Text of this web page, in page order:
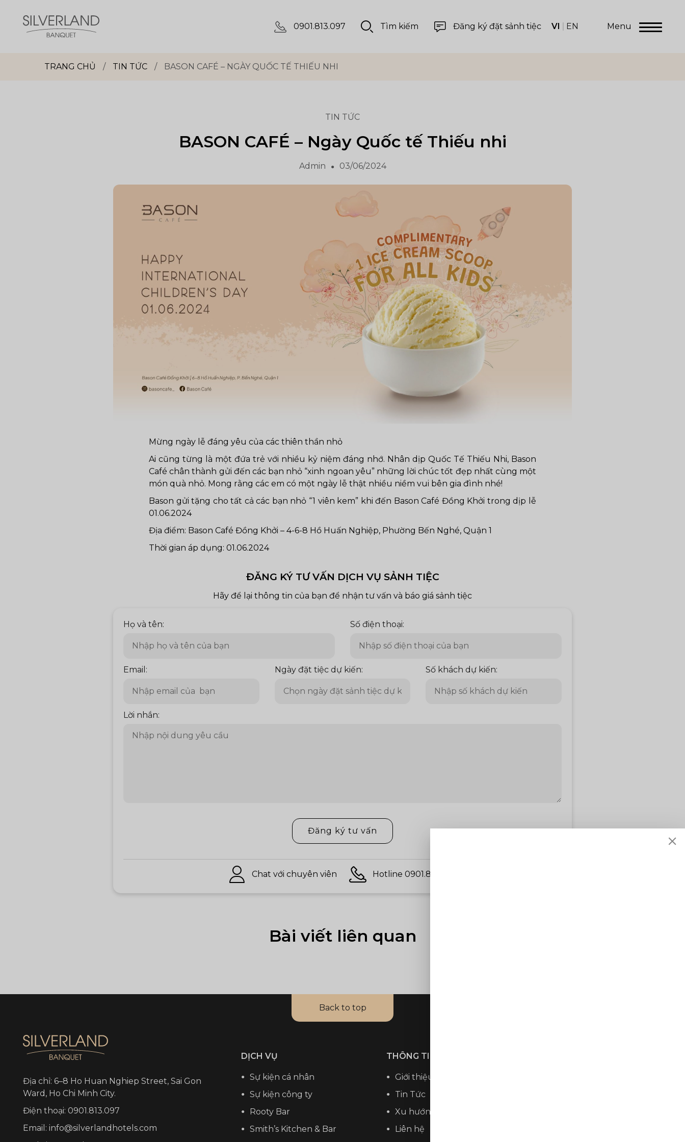
0901.813.097 Tìm kiếm Đăng ký đặt sảnh tiệc VI EN Menu
TRANG CHỦ / TIN TỨC / BASON CAFÉ – NGÀY QUỐC TẾ THIẾU NHI
TIN TỨC
BASON CAFÉ – Ngày Quốc tế Thiếu nhi
Admin 03/06/2024
Mừng ngày lễ đáng yêu của các thiên thần nhỏ
Ai cũng từng là một đứa trẻ với nhiều kỷ niệm đáng nhớ. Nhân dịp Quốc Tế Thiếu Nhi, Bason
Café chân thành gửi đến các bạn nhỏ “xinh ngoan yêu” những lời chúc tốt đẹp nhất cùng một
món quà nhỏ. Mong rằng các em có một ngày lễ thật nhiều niềm vui bên gia đình nhé!
Bason gửi tặng cho tất cả các bạn nhỏ “1 viên kem” khi đến Bason Café Đồng Khởi trong dịp lễ
01.06.2024
Địa điểm: Bason Café Đồng Khởi – 4-6-8 Hồ Huấn Nghiệp, Phường Bến Nghé, Quận 1
Thời gian áp dụng: 01.06.2024
ĐĂNG KÝ TƯ VẤN DỊCH VỤ SẢNH TIỆC
Hãy để lại thông tin của bạn để nhận tư vấn và báo giá sảnh tiệc
Họ và tên: Số điện thoại:
Email: Ngày đặt tiệc dự kiến: Số khách dự kiến:
Lời nhắn:
Đăng ký tư vấn
Chat với chuyên viên Hotline 0901.813.097
Bài viết liên quan
Back to top
Địa chỉ: 6–8 Ho Huan Nghiep Street, Sai Gon
Ward, Ho Chi Minh City.
Điện thoại: 0901.813.097
Email: info@silverlandhotels.com
DỊCH VỤ
Sự kiện cá nhân
Sự kiện công ty
Rooty Bar
Smith’s Kitchen & Bar
THÔNG TIN CHUNG
Giới thiệu
Tin Tức
Xu hướng
Liên hệ